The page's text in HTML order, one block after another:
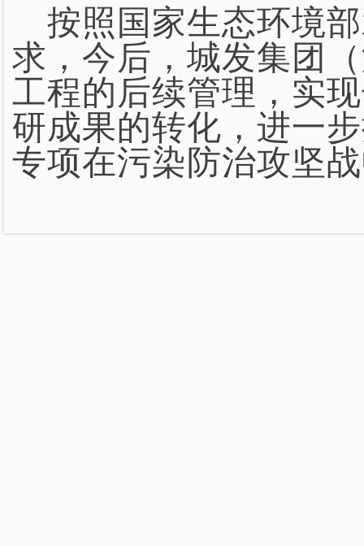
按照国家生态环境
求，今后，城发集团
工程的后续管理，实
研成果的转化，进一
专项在污染防治攻坚